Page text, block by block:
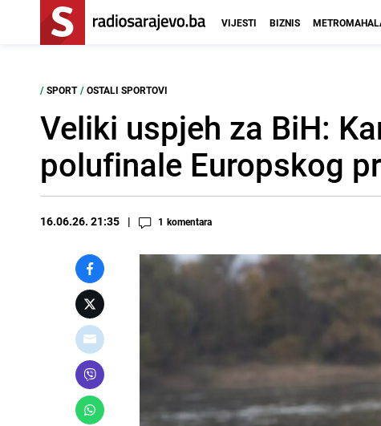
VIJESTI BIZNIS
/ SPORT / OSTALI SPORTOVI
Veliki uspjeh za BiH:
polufinale Europskog
16.06.26. 21:35 1 komentara